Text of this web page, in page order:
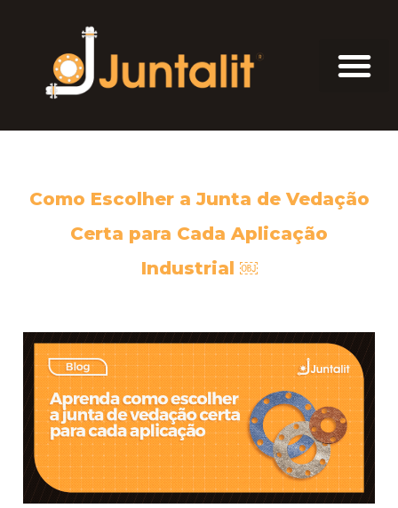
Como Escolher a Junta de Vedação
Certa para Cada Aplicação
Industrial ￼